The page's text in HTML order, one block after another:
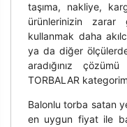
taşıma, nakliye,
ürünlerinizin
kullanmak daha
ya da diğer
aradığınız
TORBALAR
Balonlu torba satan
en uygun fiyat ile